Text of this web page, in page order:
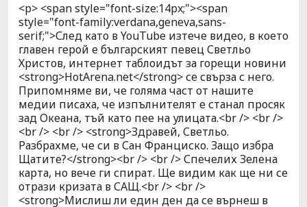
<p> <span style="font-size:14px;"><span
style="font-family:verdana,geneva,sans-
serif;">След като в YouTube изтече видео, в което
главен герой е българският певец Светльо
Христов, интернет таблоидът за горещи новини
<strong>HotArena.net</strong> се свърза с него.
Припомняме ви, че голяма част от нашите
медии писаха, че изпълнителят е станал просяк
зад Океана, тъй като пее на улицата.<br /> <br />
<br /> <br /> <strong>Здравей, Светльо.
Разбрахме, че си в Сан Франциско. Защо избра
Щатите?</strong><br /> <br /> Спечелих Зелена
карта, но вече ги спират. Ще видим как ще ни се
отрази кризата в САЩ.<br /> <br />
<strong>Мислиш ли един ден да се върнеш в